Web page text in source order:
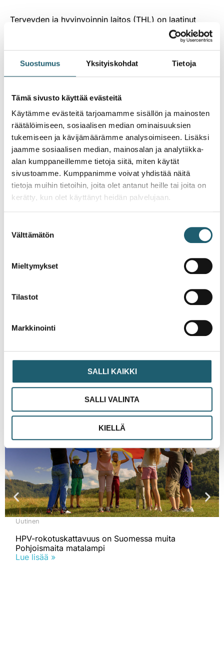
Suostumus Yksityiskohdat Tietoja
Tämä sivusto käyttää evästeitä
Käytämme evästeitä tarjoamamme sisällön ja mainosten
räätälöimiseen, sosiaalisen median ominaisuuksien
tukemiseen ja kävijämäärämme analysoimiseen. Lisäksi
jaamme sosiaalisen median, mainosalan ja analytiikka-
alan kumppaneillemme tietoja siitä, miten käytät
sivustoamme. Kumppanimme voivat yhdistää näitä
tietoja muihin tietoihin, joita olet antanut heille tai joita on
kerätty, kun olet käyttänyt heidän palvelujaan.
valinta
Välttämätön
Mieltymykset
Tilastot
Markkinointi
SALLI KAIKKI
SALLI VALINTA
KIELLÄ
Terveyden ja hyvinvoinnin laitos (THL) on laatinut
priorisointilistan, jonka perusteella määräytyy, missä
järjestyksessä koronavirusrokotteita tarjotaan eri
taustasairauksia sairastaville eli riskiryhmään
kuuluville. Taustasairaudet on jaettu kahteen ryhmään.
Ensimmäiseen ryhmään kuuluvat vakavalle
sairaudet ja toiseen vakavalle koronavirustaudille
1 ja sen jälkeen ryhmälle 2.
Kunnat vastaavat rokotusten järjestämisestä ja
tiedottavat kuntalaisille, missä ja milloin rokotuksen
voi ottaa. Koronarokotusten edistymistä on
mahdollista seurataTHL:n sivuilla.
riskiryhmäläiset saavat koronarokotteen – THL
julkaisi priorisointilistan
THL: Rokotusjärjestys ja COVID-19 -taudin
riskiryhmiä koronarokotuksia varten
Ajankohtaista
Uutinen
HPV-rokotuskattavuus on Suomessa muita
Pohjoismaita matalampi
Lue lisää »